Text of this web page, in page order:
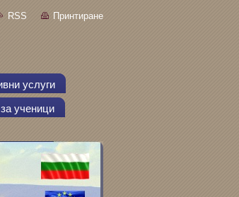
RSS Принтиране
услуги
ученици